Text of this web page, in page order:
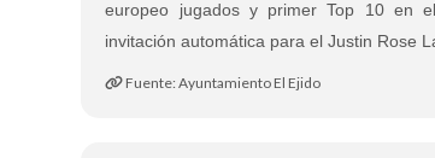
europeo jugados y primer Top 10 en
invitación automática para el Justin Rose
Fuente: Ayuntamiento El Ejido